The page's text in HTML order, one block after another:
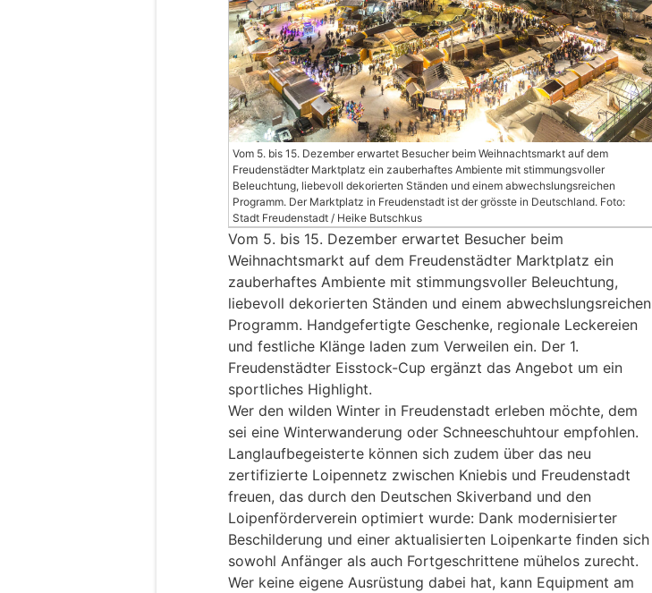
Vom 5. bis 15. Dezember erwartet Besucher beim Weihnachtsmarkt auf dem
Freudenstädter Marktplatz ein zauberhaftes Ambiente mit stimmungsvoller
Beleuchtung, liebevoll dekorierten Ständen und einem abwechslungsreichen
Programm. Der Marktplatz in Freudenstadt ist der grösste in Deutschland. Foto:
Stadt Freudenstadt / Heike Butschkus
Vom 5. bis 15. Dezember erwartet Besucher beim
Weihnachtsmarkt auf dem Freudenstädter Marktplatz ein
zauberhaftes Ambiente mit stimmungsvoller Beleuchtung,
liebevoll dekorierten Ständen und einem abwechslungsreichen
Programm. Handgefertigte Geschenke, regionale Leckereien
und festliche Klänge laden zum Verweilen ein. Der 1.
Freudenstädter Eisstock-Cup ergänzt das Angebot um ein
sportliches Highlight.
Wer den wilden Winter in Freudenstadt erleben möchte, dem
sei eine Winterwanderung oder Schneeschuhtour empfohlen.
Langlaufbegeisterte können sich zudem über das neu
zertifizierte Loipennetz zwischen Kniebis und Freudenstadt
freuen, das durch den Deutschen Skiverband und den
Loipenförderverein optimiert wurde: Dank modernisierter
Beschilderung und einer aktualisierten Loipenkarte finden sich
sowohl Anfänger als auch Fortgeschrittene mühelos zurecht.
Wer keine eigene Ausrüstung dabei hat, kann Equipment am